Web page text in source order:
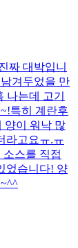
짜 대박입니
겨두었을 만
나는데 고기
특히 계란후
양이 워낙 많
라고요ㅠ.ㅠ
스를 직접
었습니다! 양